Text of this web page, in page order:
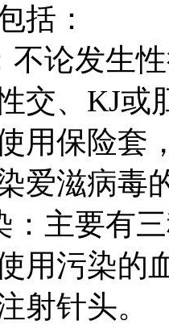
括：
不论发生
交、KJ或
用保险套
爱滋病毒
：主要有
用污染的
射针头。